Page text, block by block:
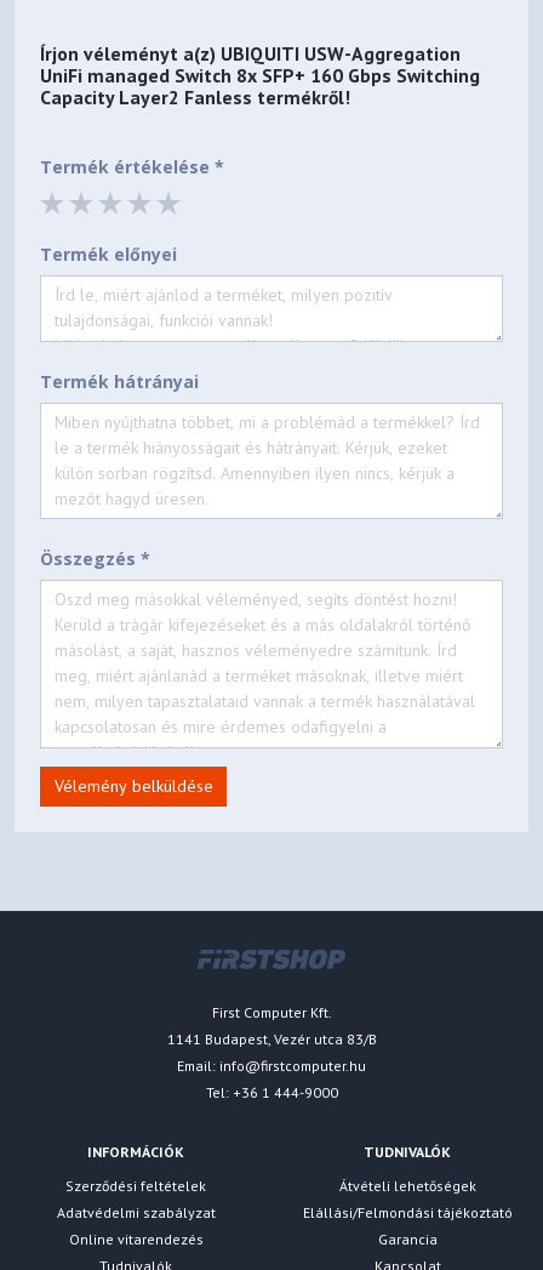
Írjon véleményt a(z) UBIQUITI USW-Aggregation
UniFi managed Switch 8x SFP+ 160 Gbps Switching
Capacity Layer2 Fanless termékről!
Termék értékelése *
Termék előnyei
Termék hátrányai
Összegzés *
Vélemény belküldése
First Computer Kft.
1141 Budapest, Vezér utca 83/B
Email: info@firstcomputer.hu
Tel: +36 1 444-9000
INFORMÁCIÓK
Szerződési feltételek
Adatvédelmi szabályzat
Online vitarendezés
Tudnivalók
TUDNIVALÓK
Átvételi lehetőségek
Elállási/Felmondási tájékoztató
Garancia
Kapcsolat